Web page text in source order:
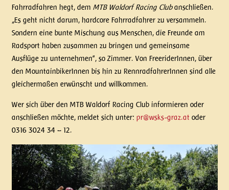
Fahrradfahren hegt, dem MTB Waldorf Racing Clubanschließen.
„Es geht nicht darum, hardcore Fahrradfahrer zu versammeln.
Sondern eine bunte Mischung aus Menschen, die Freunde am
Radsport haben zusammen zu bringen und gemeinsame
Ausflüge zu unternehmen“, so Zimmer. Von FreeriderInnen, über
den MountainbikerInnen bis hin zu RennradfahrerInnen sind alle
gleichermaßen erwünscht und willkommen.
Wer sich über den MTB Waldorf Racing Club informieren oder
anschließen möchte, meldet sich unter: pr@wsks-graz.at oder
0316 3024 34 – 12.